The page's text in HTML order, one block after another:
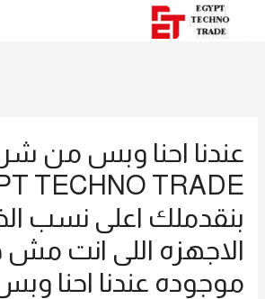
عندنا احنا وبس من
TECHNO TRADE
بنقدملك اعلى نسب
الاجهزه اللى انت مش
موجوده عندنا احنا